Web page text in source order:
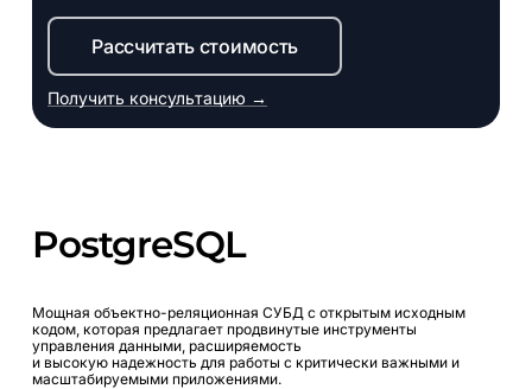
Рассчитать стоимость
Получить консультацию →
PostgreSQL
Мощная объектно-реляционная СУБД с открытым исходным
кодом, которая предлагает продвинутые инструменты
управления данными, расширяемость
и высокую надежность для работы с критически важными и
масштабируемыми приложениями.